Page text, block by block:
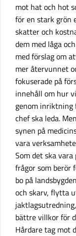
mot hat och hot
för en stark grön
skatter och
dem med låga
med förslag om
mer återvunnet
fokuserade på
innehåll om hur
genom inriktning
chef ska leda.
synen på
vara
Som det ska
frågor som berör
bo på
och skarv, flytta
bättre villkor för
Hårdare tag mot